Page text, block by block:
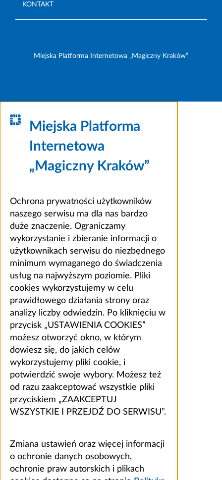
KONTAKT
Miejska Platforma Internetowa „Magiczny Kraków”
Miejska Platforma
Internetowa
„Magiczny Kraków”
Ochrona prywatności użytkowników
naszego serwisu ma dla nas bardzo
duże znaczenie. Ograniczamy
wykorzystanie i zbieranie informacji o
użytkownikach serwisu do niezbędnego
minimum wymaganego do świadczenia
usług na najwyższym poziomie. Pliki
cookies wykorzystujemy w celu
prawidłowego działania strony oraz
analizy liczby odwiedzin. Po kliknięciu w
przycisk „USTAWIENIA COOKIES”
możesz otworzyć okno, w którym
dowiesz się, do jakich celów
wykorzystujemy pliki cookie, i
potwierdzić swoje wybory. Możesz też
od razu zaakceptować wszystkie pliki
przyciskiem „ZAAKCEPTUJ
WSZYSTKIE I PRZEJDŹ DO SERWISU”.
Zmiana ustawień oraz więcej informacji
o ochronie danych osobowych,
ochronie praw autorskich i plikach